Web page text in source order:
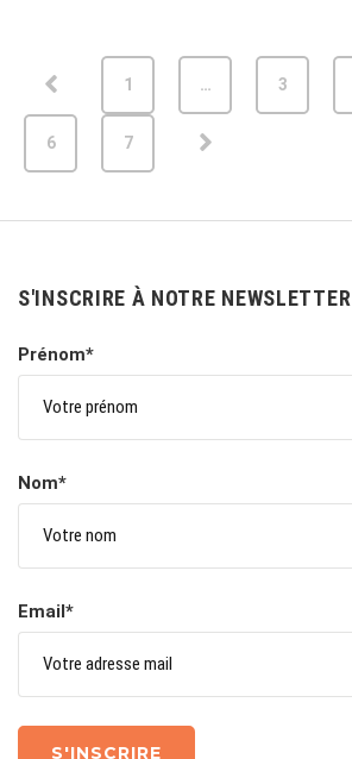
1 … 3
6 7
S'INSCRIRE À NOTRE NEWSLETTER
Prénom*
Nom*
Email*